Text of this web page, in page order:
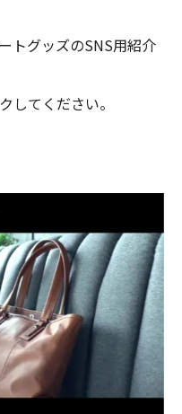
トグッズのSNS用紹介
てください。